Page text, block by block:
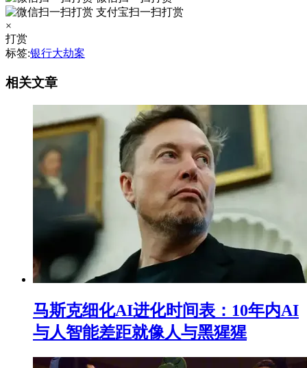
支付宝扫一扫打赏
×
打赏
标签:银行大劫案
相关文章
马斯克细化AI进化时间表：10年内AI
与人智能差距就像人与黑猩猩